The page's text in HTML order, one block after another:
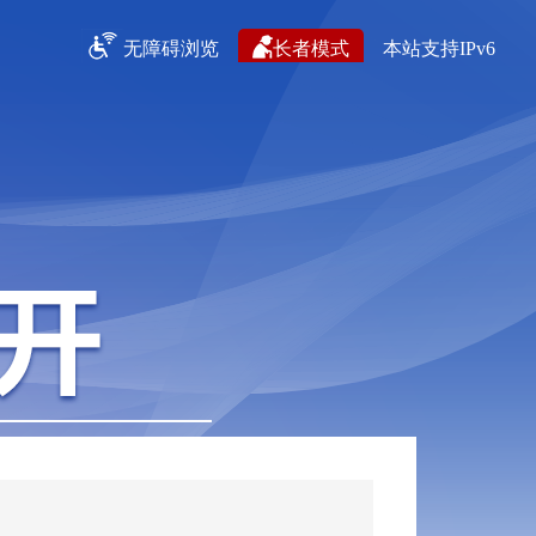
无障碍浏览 长者模式 本站支持IPv6